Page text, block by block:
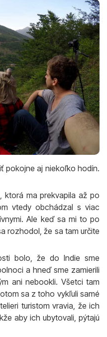
pokojne aj niekoľko hodín.
ktorá ma prekvapila až po
vtedy obchádzal s viac
Ale keď sa mi to po
rozhodol, že sa tam určite
bolo, že do Indie sme
a hneď sme zamierili
ani nebookli. Všetci tam
sa z toho vykľuli samé
turistom vravia, že ich
aby ich ubytovali, pýtajú